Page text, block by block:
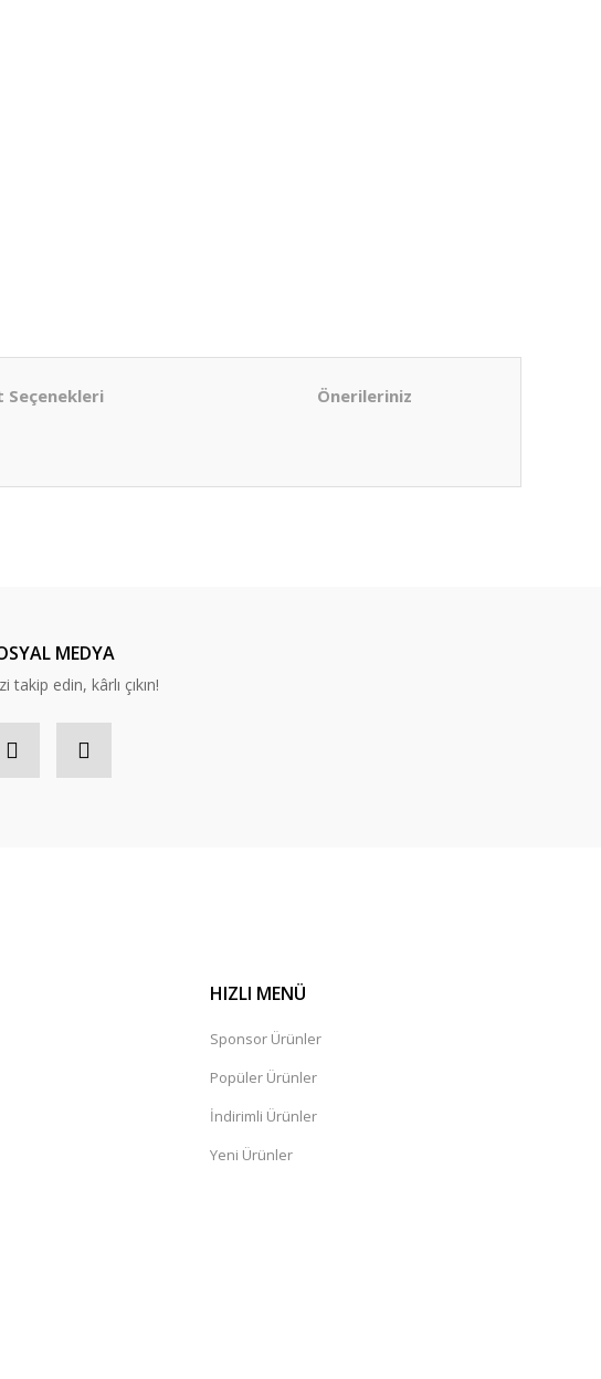
Seçenekleri Önerileriniz
MEDYA
takip edin, kârlı çıkın!
HIZLI MENÜ
Sponsor Ürünler
Popüler Ürünler
İndirimli Ürünler
Yeni Ürünler